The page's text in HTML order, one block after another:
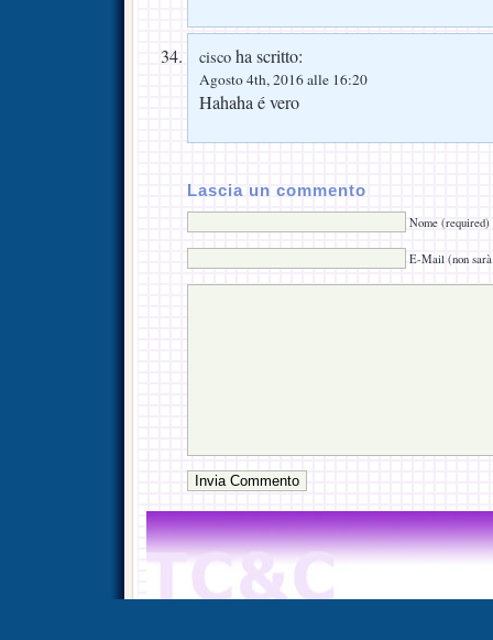
cisco ha scritto:
Agosto 4th, 2016 alle 16:20
Hahaha é vero
Lascia un commento
Nome (required)
E-Mail (non